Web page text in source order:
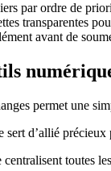
par ordre de
transparentes
avant de
permet une
d’allié précieux
toutes